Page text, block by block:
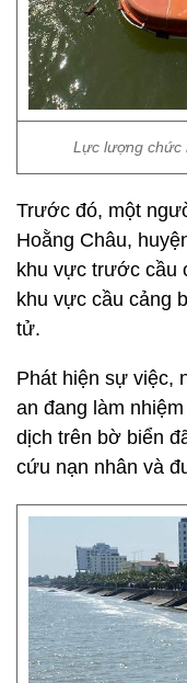
Lực lượng chức
Trước đó, một
Hoằng Châu,
khu vực trước cầu
khu vực cầu cảng
tử.
Phát hiện sự việc,
an đang làm
dịch trên bờ biển
cứu nạn nhân và